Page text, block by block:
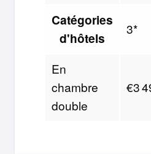
Catégories
d'hôtels
3*
En
chambre
double
€3